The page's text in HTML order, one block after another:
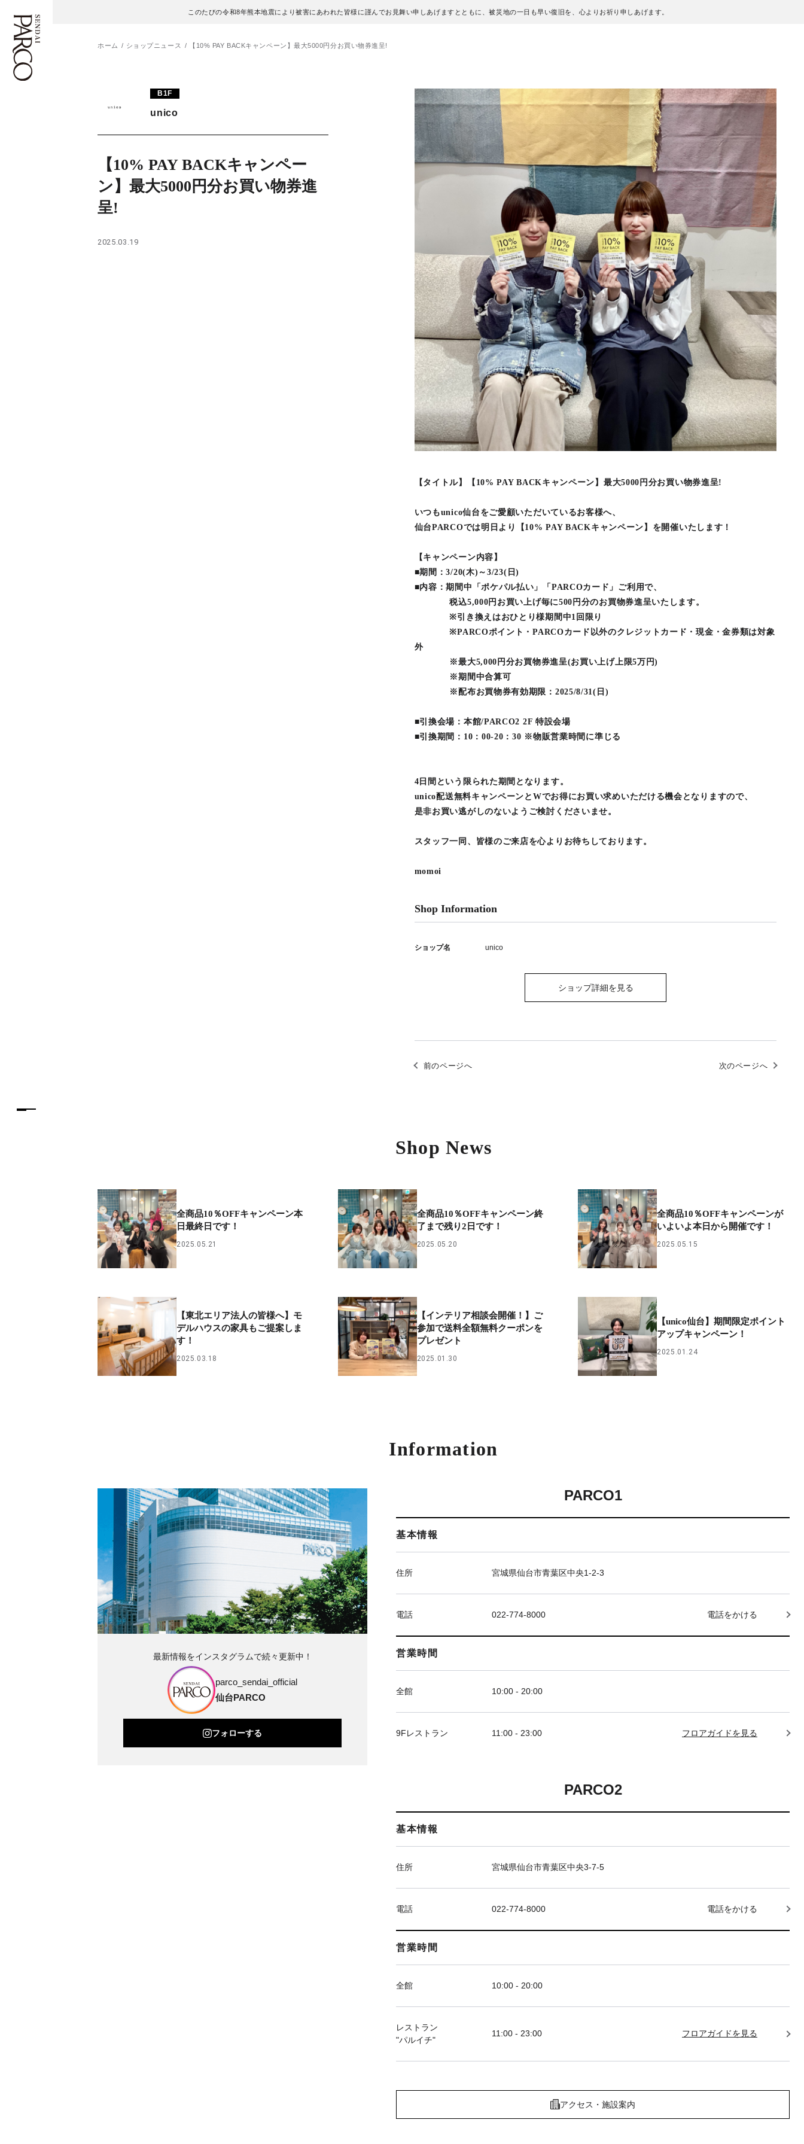
このたびの令和8年熊本地震により被害にあわれた皆様に謹んでお見舞い申しあげますとともに、被災地の一日も早い復旧を、心よりお祈り申しあげます。
施設案内・アクセス
レストラン・カフェ
ภาษาไทย
ホーム ショップニュース 【10% PAY BACKキャンペーン】最大5000円分お買い物券進呈!
B1F
unico
【10% PAY BACKキャンペー
ン】最大5000円分お買い物券進
呈!
2025.03.19
【タイトル】【10% PAY BACKキャンペーン】最大5000円分お買い物券進呈!
いつもunico仙台をご愛顧いただいているお客様へ、
仙台PARCOでは明日より【10% PAY BACKキャンペーン】を開催いたします！
【キャンペーン内容】
■期間：3/20(木)～3/23(日)
■内容：期間中「ポケパル払い」「PARCOカード」ご利用で、
税込5,000円お買い上げ毎に500円分のお買物券進呈いたします。
※引き換えはおひとり様期間中1回限り
※PARCOポイント・PARCOカード以外のクレジットカード・現金・金券類は対象
外
※最大5,000円分お買物券進呈(お買い上げ上限5万円)
※期間中合算可
※配布お買物券有効期限：2025/8/31(日)
■引換会場：本館/PARCO2 2F 特設会場
■引換期間：10：00-20：30 ※物販営業時間に準じる
4日間という限られた期間となります。
unico配送無料キャンペーンとWでお得にお買い求めいただける機会となりますので、
是非お買い逃がしのないようご検討くださいませ。
スタッフ一同、皆様のご来店を心よりお待ちしております。
momoi
Shop Information
ショップ名 unico
ショップ詳細を見る
前のページへ 次のページへ
Shop News
全商品10％OFFキャンペーン本
日最終日です！
2025.05.21
全商品10％OFFキャンペーン終
了まで残り2日です！
2025.05.20
全商品10％OFFキャンペーンが
いよいよ本日から開催です！
2025.05.15
【東北エリア法人の皆様へ】モ
デルハウスの家具もご提案しま
す！
2025.03.18
【インテリア相談会開催！】ご
参加で送料全額無料クーポンを
プレゼント
2025.01.30
【unico仙台】期間限定ポイント
アップキャンペーン！
2025.01.24
Information
PARCO1
基本情報
住所 宮城県仙台市青葉区中央1-2-3
電話 022-774-8000 電話をかける
営業時間
全館 10:00 - 20:00
9Fレストラン 11:00 - 23:00 フロアガイドを見る
PARCO2
基本情報
住所 宮城県仙台市青葉区中央3-7-5
電話 022-774-8000 電話をかける
営業時間
全館 10:00 - 20:00
レストラン
"パルイチ"
11:00 - 23:00 フロアガイドを見る
アクセス・施設案内
最新情報をインスタグラムで続々更新中！
parco_sendai_official
仙台PARCO
フォローする